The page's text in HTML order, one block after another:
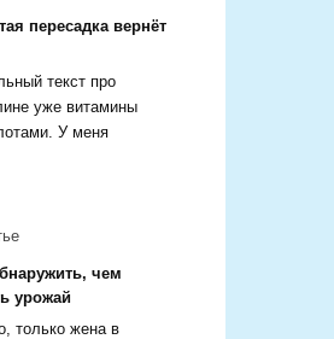
пересадка вернёт
текст про
уже витамины
У меня
чем
урожай
только жена в